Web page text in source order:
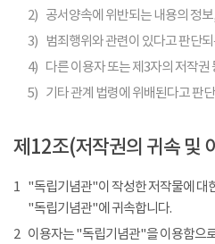
2) 공서양속에 위반되는 내용의 정
3)
범죄행위와 관련이 있다고 판단
4) 다른 이용자 또는 제3자의 저작
5) 기타 관계 법령에 위배된다고 판
제12조(저작권의 귀속 및
1 "독립기념관"이 작성한 저작물에 대
"독립기념관"에 귀속합니다.
2 이용자는 "독립기념관"을 이용함으